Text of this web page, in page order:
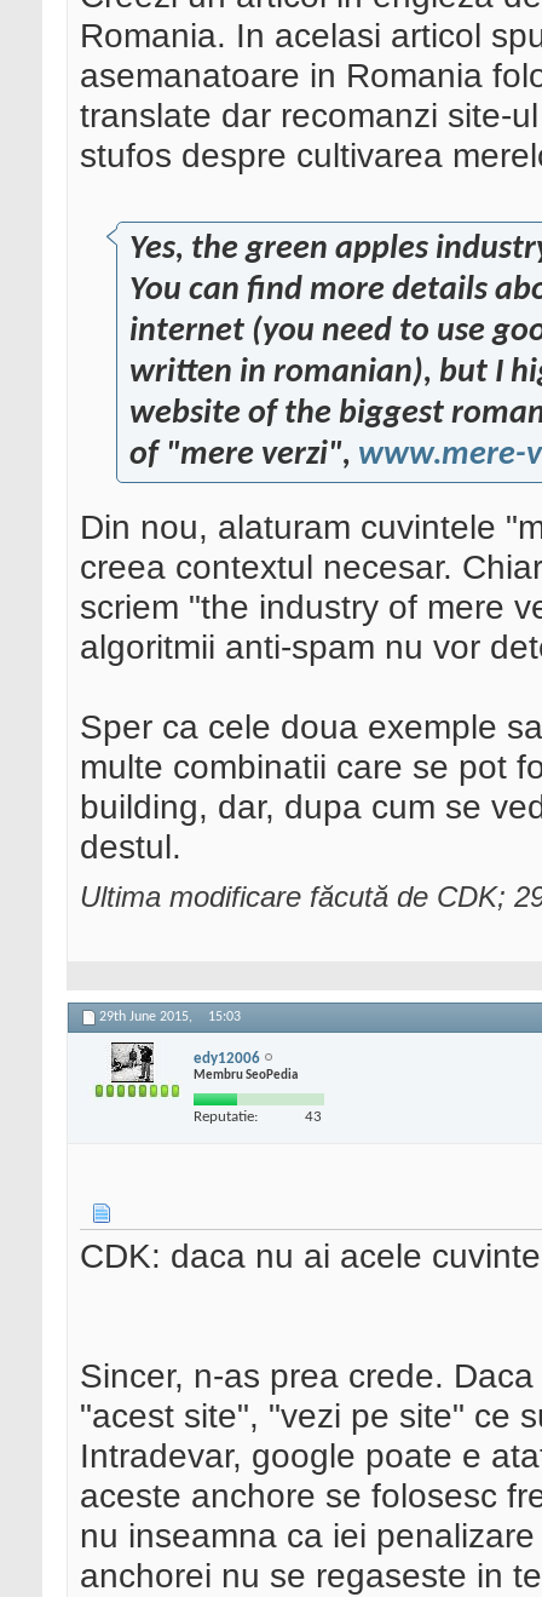
Romania. In acelasi articol
asemanatoare in Romania
translate dar recomanzi site-
stufos despre cultivarea
Yes, the green apples
You can find more details
internet (you need to use
written in romanian), but I
website of the biggest
of "mere verzi", www.mere-
Din nou, alaturam cuvintele
creea contextul necesar.
scriem "the industry of mere
algoritmii anti-spam nu vor
Sper ca cele doua exemple
multe combinatii care se pot
building, dar, dupa cum se
destul.
Ultima modificare făcută de CDK;
29th June 2015, 15:03
edy12006
Membru SeoPedia
Reputatie: 43
CDK: daca nu ai acele
Sincer, n-as prea crede.
"acest site", "vezi pe site" ce
Intradevar, google poate e
aceste anchore se folosesc
nu inseamna ca iei
anchorei nu se regaseste in